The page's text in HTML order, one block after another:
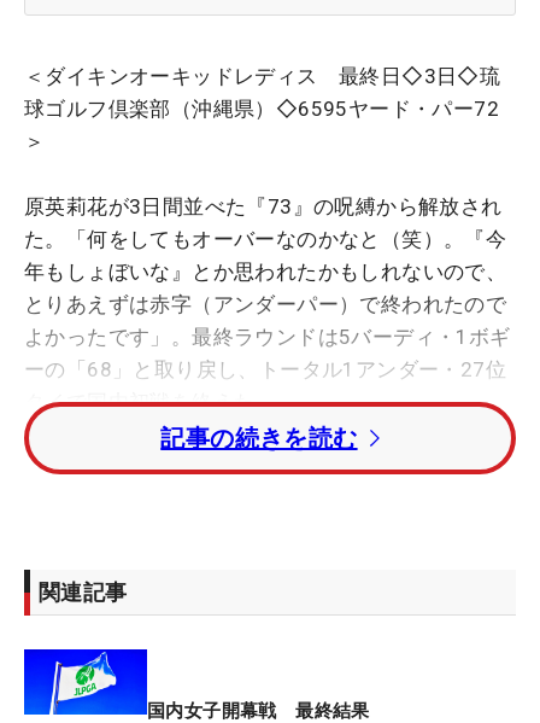
＜ダイキンオーキッドレディス 最終日◇3日◇琉
球ゴルフ倶楽部（沖縄県）◇6595ヤード・パー72
＞
原英莉花が3日間並べた『73』の呪縛から解放され
た。「何をしてもオーバーなのかなと（笑）。『今
年もしょぼいな』とか思われたかもしれないので、
とりあえずは赤字（アンダーパー）で終われたので
よかったです」。最終ラウンドは5バーディ・1ボギ
ーの「68」と取り戻し、トータル1アンダー・27位
タイで国内初戦を終えた。
「パットが決まってくれたかな。チャンスは4日間
フだったが、最後の最後でようやく決めきることに
成功。この日は“直角”パットもねじ込んだ。
90度切れるパットは後半の7番パー5。「ピンの奥に
つけてしまった。直角に曲がるくらいのスライスラ
記事の続きを読む
関連記事
国内女子開幕戦 最終結果